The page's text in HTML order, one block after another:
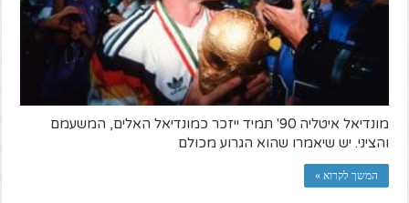
מונדיאל איטליה 90' תמיד ייזכר כמונדיאל האלים, המשעמם
והציני. יש שיאמרו שהוא הגרוע מכולם
המשך לקרוא »